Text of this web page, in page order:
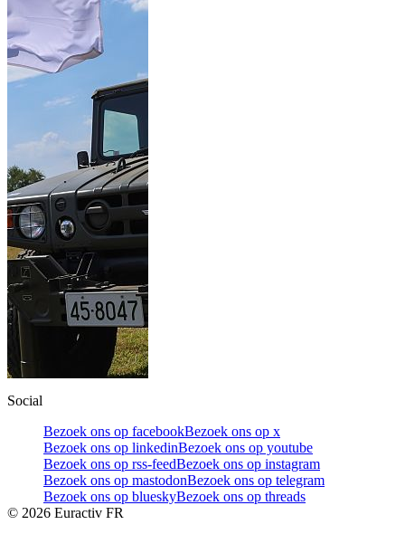
Social
Bezoek ons op facebookBezoek ons op x
Bezoek ons op linkedinBezoek ons op youtube
Bezoek ons op rss-feedBezoek ons op instagram
Bezoek ons op mastodonBezoek ons op telegram
Bezoek ons op blueskyBezoek ons op threads
© 2026 Euractiv FR